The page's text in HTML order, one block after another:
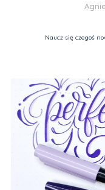
Naucz się czegoś